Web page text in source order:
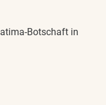
Botschaft in